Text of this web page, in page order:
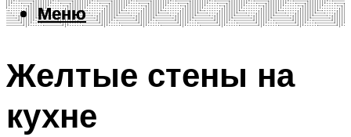
Меню
Меню
Желтые стены на
кухне